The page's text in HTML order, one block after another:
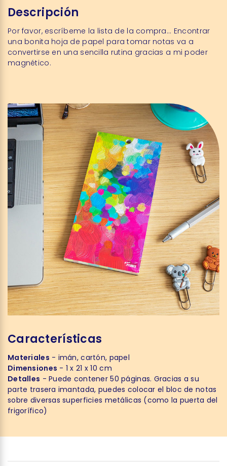
Descripción
Por favor, escríbeme la lista de la compra... Encontrar
una bonita hoja de papel para tomar notas va a
convertirse en una sencilla rutina gracias a mi poder
magnético.
Características
Materiales - imán, cartón, papel
Dimensiones - 1 x 21 x 10 cm
Detalles - Puede contener 50 páginas. Gracias a su
parte trasera imantada, puedes colocar el bloc de notas
sobre diversas superficies metálicas (como la puerta del
frigorífico)